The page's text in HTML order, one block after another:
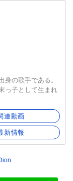
身の歌手である。
っ子として生まれ
連動画
新情報